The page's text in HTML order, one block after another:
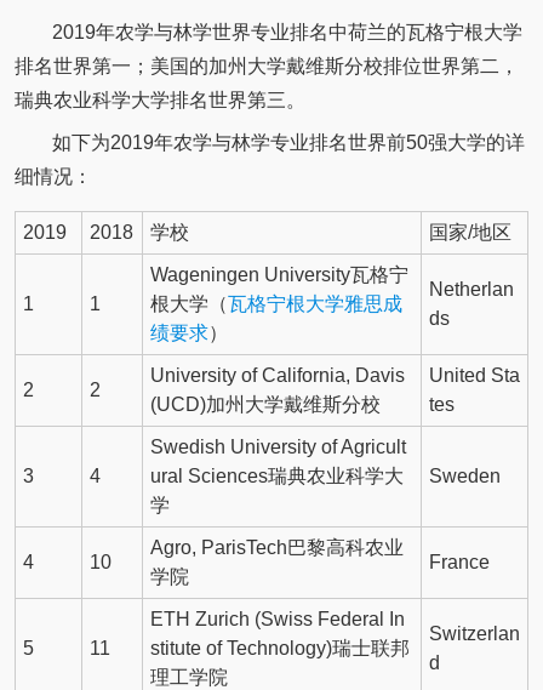
2019年农学与林学世界专业排名中荷兰的瓦格宁根大学
排名世界第一；美国的加州大学戴维斯分校排位世界第二，
瑞典农业科学大学排名世界第三。
如下为2019年农学与林学专业排名世界前50强大学的详
细情况：
2019 2018 学校 国家/地区
1 1
Wageningen University瓦格宁
根大学（瓦格宁根大学雅思成
绩要求）
Netherlan
ds
2 2
University of California, Davis
(UCD)加州大学戴维斯分校
United Sta
tes
3 4
Swedish University of Agricult
ural Sciences瑞典农业科学大
学
Sweden
4 10
Agro, ParisTech巴黎高科农业
学院
France
5 11
ETH Zurich (Swiss Federal In
stitute of Technology)瑞士联邦
理工学院
Switzerlan
d